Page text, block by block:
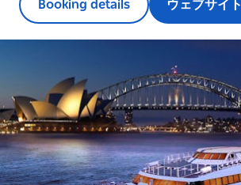
Booking details ウェブサイ